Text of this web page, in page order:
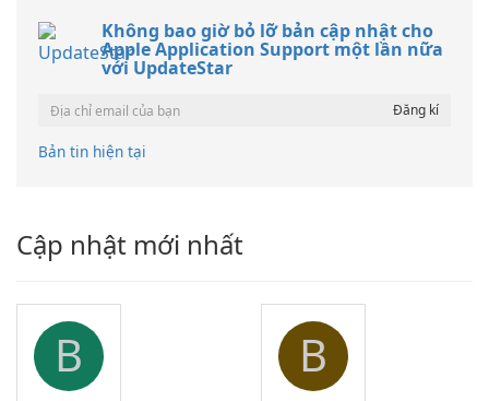
Không bao giờ bỏ lỡ bản cập nhật cho
Apple Application Support một lần nữa
với UpdateStar
Bản tin hiện tại
Cập nhật mới nhất
B B